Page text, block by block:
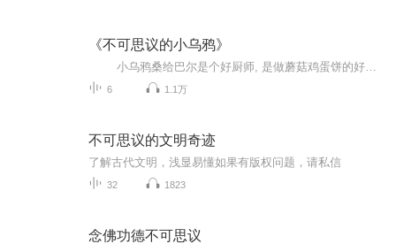
《不可思议的小乌鸦》
6 1.1万
不可思议的文明奇迹
了解古代文明，浅显易懂如果有版权问题，请私信
32 1823
念佛功德不可思议